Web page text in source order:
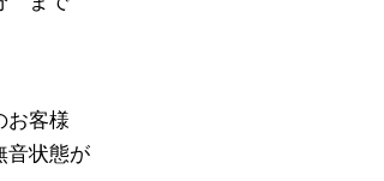
お客様
状態が